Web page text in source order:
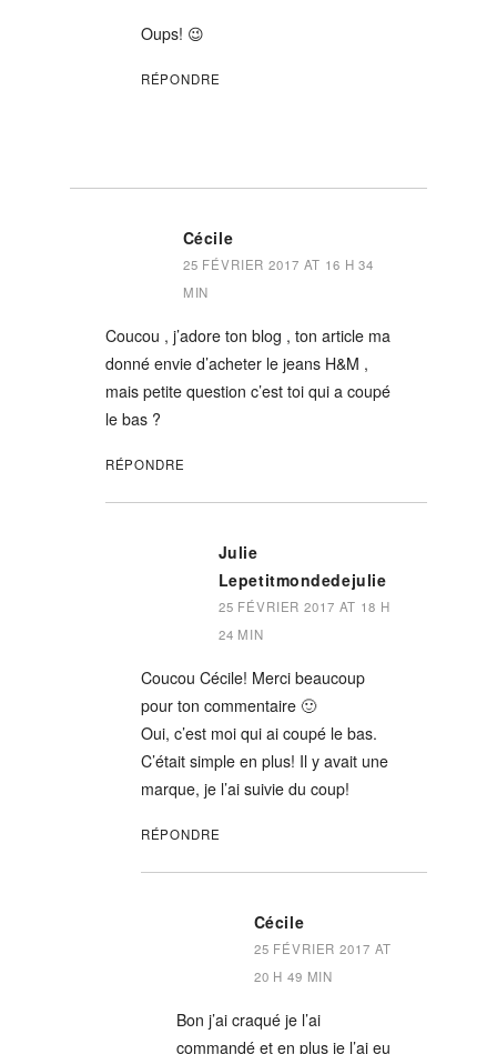
Oups! 😉
RÉPONDRE
Cécile
25 FÉVRIER 2017 AT 16 H 34
MIN
Coucou , j’adore ton blog , ton article ma
donné envie d’acheter le jeans H&M ,
mais petite question c’est toi qui a coupé
le bas ?
RÉPONDRE
Julie
Lepetitmondedejulie
25 FÉVRIER 2017 AT 18 H
24 MIN
Coucou Cécile! Merci beaucoup
pour ton commentaire 🙂
Oui, c’est moi qui ai coupé le bas.
C’était simple en plus! Il y avait une
marque, je l’ai suivie du coup!
RÉPONDRE
Cécile
25 FÉVRIER 2017 AT
20 H 49 MIN
Bon j’ai craqué je l’ai
commandé et en plus je l’ai eu